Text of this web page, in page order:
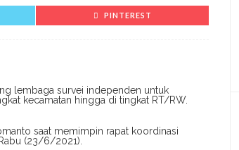
PINTEREST
lembaga survei independen untuk
kecamatan hingga di tingkat RT/RW.
saat memimpin rapat koordinasi
(23/6/2021).